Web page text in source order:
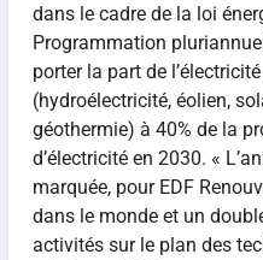
dans le cadre de la loi
Programmation
porter la part de
(hydroélectricité, éolien,
géothermie) à 40% de la
d’électricité en 2030. «
marquée, pour EDF
dans le monde et un
activités sur le plan des